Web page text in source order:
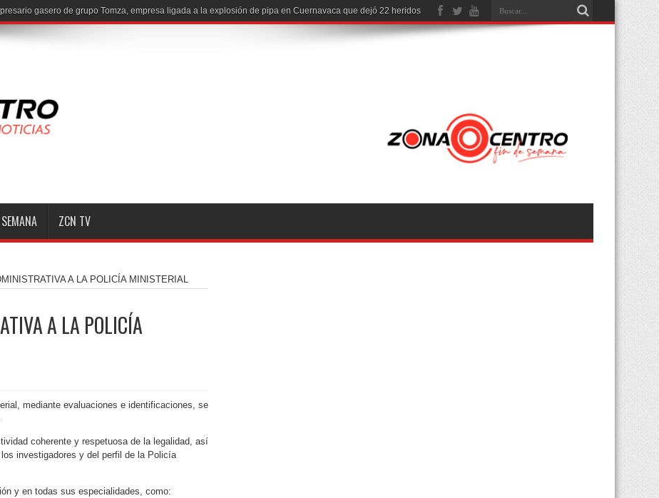
gasero de grupo Tomza, empresa ligada a la explosión de pipa en Cuernavaca que dejó 22 heridos
ZCN TV
A LA POLICÍA MINISTERIAL
A LA POLICÍA
mediante evaluaciones e identificaciones, se
coherente y respetuosa de la legalidad, así
investigadores y del perfil de la Policía
y en todas sus especialidades, como: